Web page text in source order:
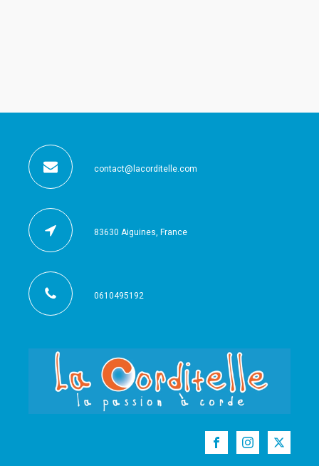
contact@lacorditelle.com
83630 Aiguines, France
0610495192